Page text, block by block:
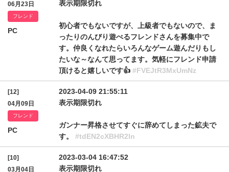
06月23日
フレンド
PC
表示期限切れ
初心者でもないですが、上級者でもないので、ま
ったりのんびり遊べるフレンドさんを募集中で
す。仲良くなれたらいろんなゲーム遊んだりもし
たいな～なんて思ってます。気軽にフレンド申請
頂けると嬉しいです👍 #FVEJtR3MxUmNz
[12]
04月09日
フレンド
PC
2023-04-09 21:55:11
表示期限切れ
ガンナー昇格させてすぐに辞めてしまった鉱夫で
す。 #tdEN2cXBHR2ln
[10]
03月04日
2023-03-04 16:47:52
表示期限切れ